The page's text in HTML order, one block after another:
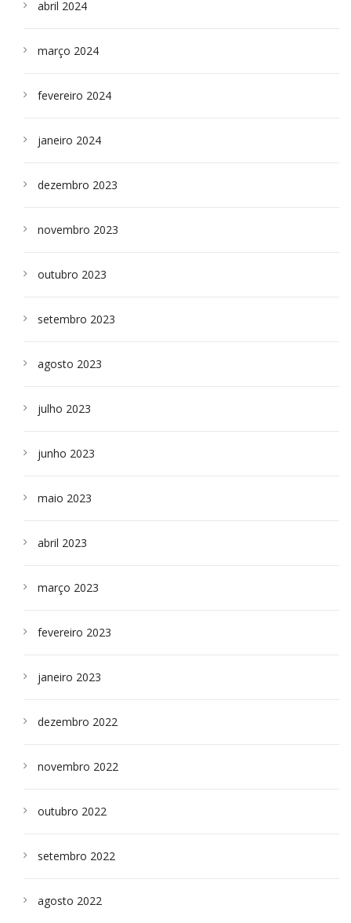
abril 2024
março 2024
fevereiro 2024
janeiro 2024
dezembro 2023
novembro 2023
outubro 2023
setembro 2023
agosto 2023
julho 2023
junho 2023
maio 2023
abril 2023
março 2023
fevereiro 2023
janeiro 2023
dezembro 2022
novembro 2022
outubro 2022
setembro 2022
agosto 2022